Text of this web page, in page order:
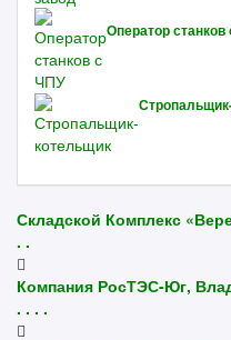
Оператор
Складской Комплекс
. .
Компания РосТЭС-Юг,
. . . .